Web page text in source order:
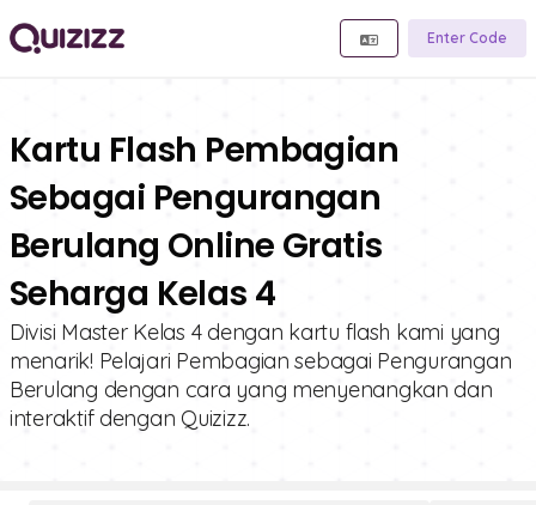
Enter Code
Kartu Flash Pembagian
Sebagai Pengurangan
Berulang Online Gratis
Seharga Kelas 4
Divisi Master Kelas 4 dengan kartu flash kami yang
menarik! Pelajari Pembagian sebagai Pengurangan
Berulang dengan cara yang menyenangkan dan
interaktif dengan Quizizz.